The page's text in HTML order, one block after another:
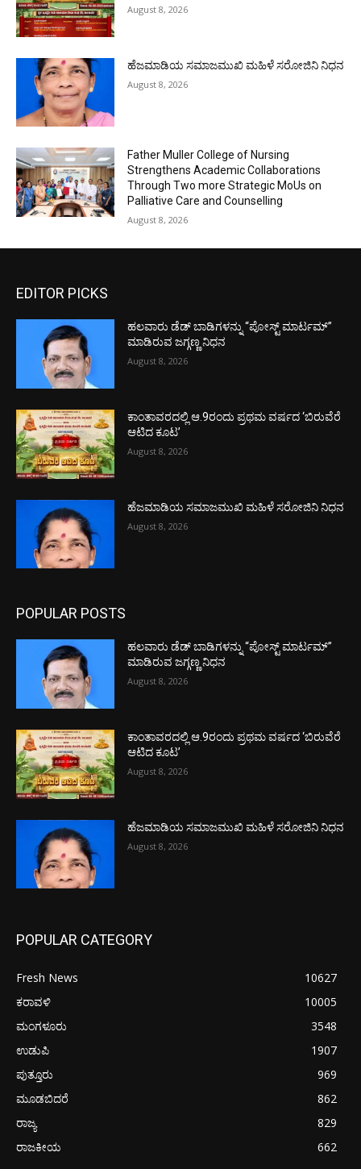
August 8, 2026
ಹೆಜಮಾಡಿಯ ಸಮಾಜಮುಖಿ ಮಹಿಳೆ ಸರೋಜಿನಿ ನಿಧನ
August 8, 2026
Father Muller College of Nursing
Strengthens Academic Collaborations
Through Two more Strategic MoUs on
Palliative Care and Counselling
August 8, 2026
EDITOR PICKS
ಹಲವಾರು ಡೆಡ್ ಬಾಡಿಗಳನ್ನು “ಪೋಸ್ಟ್ ಮಾರ್ಟಮ್”
ಮಾಡಿರುವ ಜಗ್ಗಣ್ಣ ನಿಧನ
August 8, 2026
ಕಾಂತಾವರದಲ್ಲಿ ಆ.9ರಂದು ಪ್ರಥಮ ವರ್ಷದ ‘ಬಿರುವೆರೆ
ಆಟಿದ ಕೂಟ’
August 8, 2026
ಹೆಜಮಾಡಿಯ ಸಮಾಜಮುಖಿ ಮಹಿಳೆ ಸರೋಜಿನಿ ನಿಧನ
August 8, 2026
POPULAR POSTS
ಹಲವಾರು ಡೆಡ್ ಬಾಡಿಗಳನ್ನು “ಪೋಸ್ಟ್ ಮಾರ್ಟಮ್”
ಮಾಡಿರುವ ಜಗ್ಗಣ್ಣ ನಿಧನ
August 8, 2026
ಕಾಂತಾವರದಲ್ಲಿ ಆ.9ರಂದು ಪ್ರಥಮ ವರ್ಷದ ‘ಬಿರುವೆರೆ
ಆಟಿದ ಕೂಟ’
August 8, 2026
ಹೆಜಮಾಡಿಯ ಸಮಾಜಮುಖಿ ಮಹಿಳೆ ಸರೋಜಿನಿ ನಿಧನ
August 8, 2026
POPULAR CATEGORY
Fresh News
10627
ಕರಾವಳಿ
10005
ಮಂಗಳೂರು
3548
ಉಡುಪಿ
1907
ಪುತ್ತೂರು
969
ಮೂಡಬಿದರೆ
862
ರಾಜ್ಯ
829
ರಾಜಕೀಯ
662